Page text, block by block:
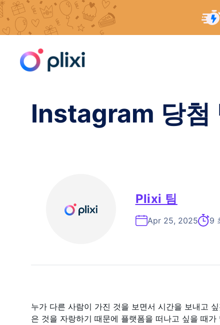
홈/ 리소스 Instagram 경품 당첨 방법: 규칙에 따
Instagram 당첨
Plixi 팀
Apr 25, 2025 9
누가 다른 사람이 가진 것을 보면서 시간을 보내고
은 것을 자랑하기 때문에 플랫폼을 떠나고 싶을 때